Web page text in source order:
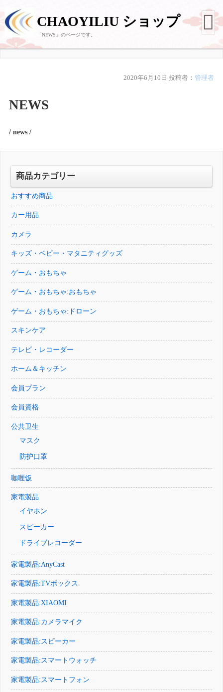
CHAOYILIU ショップ
「NEWS」のページです。
2020年6月10日 投稿者：管理者
NEWS
/ news /
商品カテゴリー
おすすめ商品
カー用品
カメラ
キッズ・ベビー・マタニティグッズ
ゲーム・おもちゃ
ゲーム・おもちゃ:おもちゃ
ゲーム・おもちゃ:ドローン
スキンケア
テレビ・レコーダー
ホーム＆キッチン
会員プラン
会員資格
公共卫生
マスク
防护口罩
咖喱饭
家電製品
イヤホン
スピーカー
ドライブレコーダー
家電製品:AnyCast
家電製品:TVボックス
家電製品:XIAOMI
家電製品:カメラマイク
家電製品:スピーカー
家電製品:スマートウォッチ
家電製品:スマートフォン